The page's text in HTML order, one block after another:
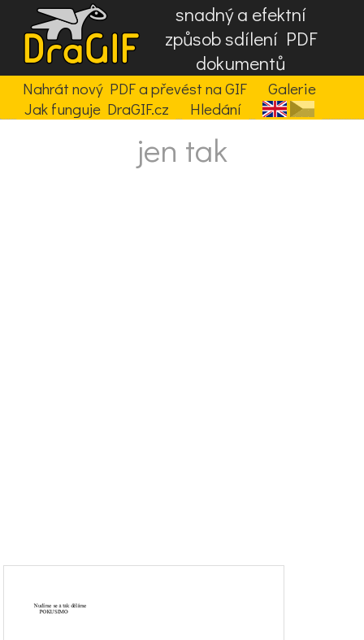
snadný a efektní
způsob sdílení PDF
dokumentů
Nahrát nový PDF a převést na GIF
Galerie
Jak funguje DraGIF.cz
Hledání
jen tak